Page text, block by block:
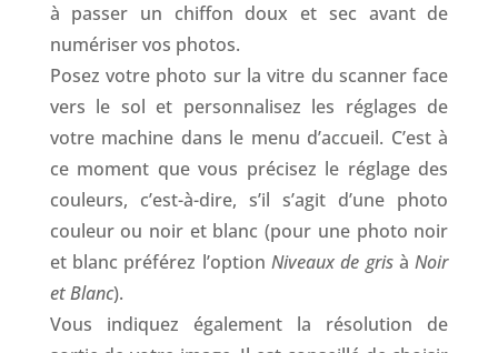
à passer un chiffon doux et sec avant de
numériser vos photos.
Posez votre photo sur la vitre du scanner face
vers le sol et personnalisez les réglages de
votre machine dans le menu d’accueil. C’est à
ce moment que vous précisez le réglage des
couleurs, c’est-à-dire, s’il s’agit d’une photo
couleur ou noir et blanc (pour une photo noir
et blanc préférez l’option Niveaux de grisà Noir
et Blanc).
Vous indiquez également la résolution de